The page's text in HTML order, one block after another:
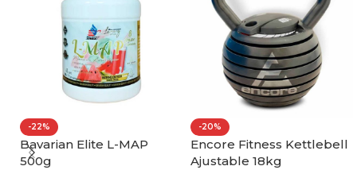
-22%
Bavarian Elite L-MAP
500g
-20%
Encore Fitness Kettlebell
Ajustable 18kg